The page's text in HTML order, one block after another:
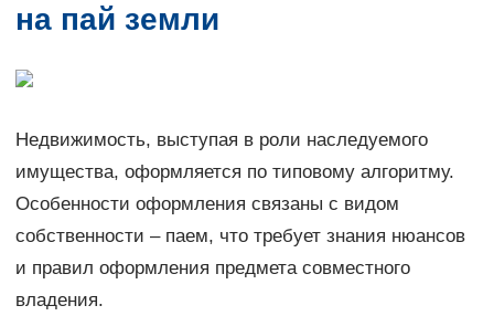
на пай земли
Недвижимость, выступая в роли наследуемого
имущества, оформляется по типовому алгоритму.
Особенности оформления связаны с видом
собственности – паем, что требует знания нюансов
и правил оформления предмета совместного
владения.